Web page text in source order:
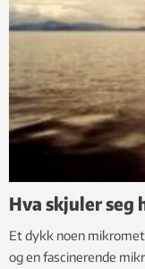
Hva skjuler seg
Et dykk noen
og en fascinerende